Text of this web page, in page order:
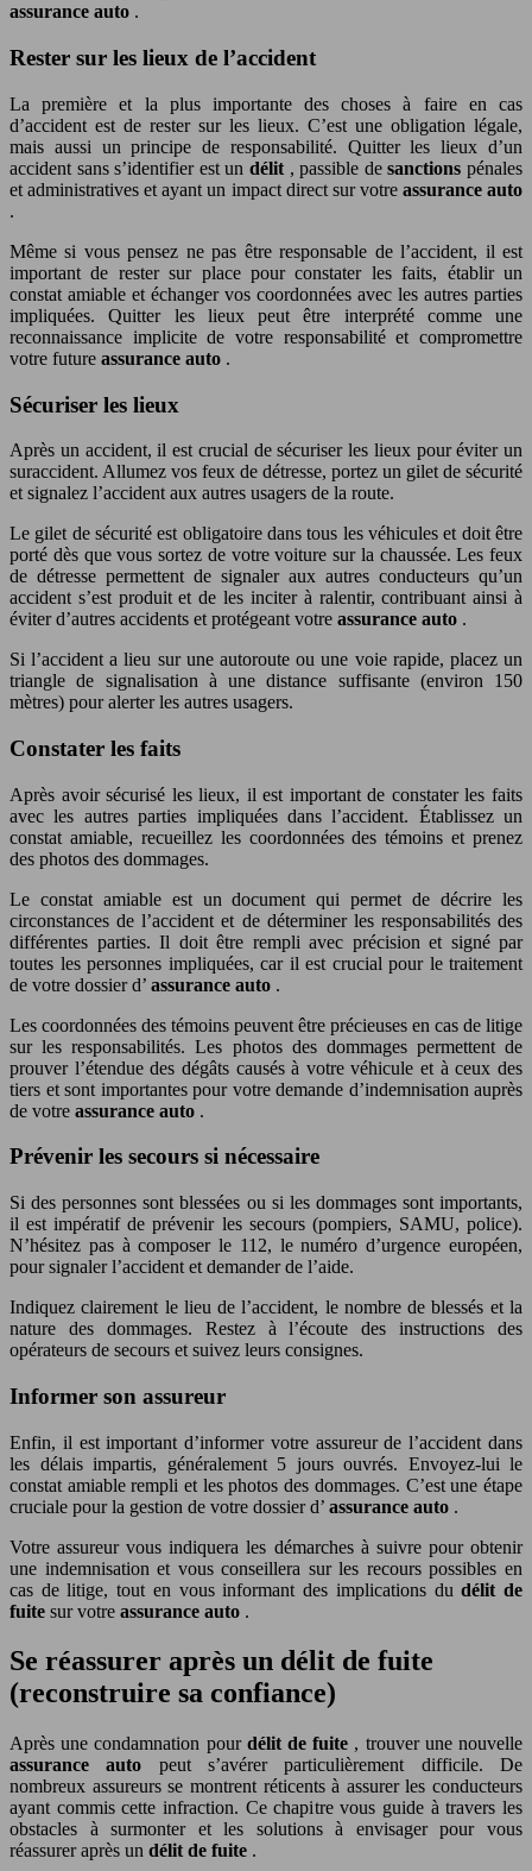
assurance auto .
Rester sur les lieux de l’accident
La première et la plus importante des choses à faire en cas
d’accident est de rester sur les lieux. C’est une obligation légale,
mais aussi un principe de responsabilité. Quitter les lieux d’un
accident sans s’identifier est un délit , passible desanctionspénales
et administratives et ayant un impact direct sur votre assurance auto
.
Même si vous pensez ne pas être responsable de l’accident, il est
important de rester sur place pour constater les faits, établir un
constat amiable et échanger vos coordonnées avec les autres parties
impliquées. Quitter les lieux peut être interprété comme une
reconnaissance implicite de votre responsabilité et compromettre
votre future assurance auto .
Sécuriser les lieux
Après un accident, il est crucial de sécuriser les lieux pour éviter un
suraccident. Allumez vos feux de détresse, portez un gilet de sécurité
et signalez l’accident aux autres usagers de la route.
Le gilet de sécurité est obligatoire dans tous les véhicules et doit être
porté dès que vous sortez de votre voiture sur la chaussée. Les feux
de détresse permettent de signaler aux autres conducteurs qu’un
accident s’est produit et de les inciter à ralentir, contribuant ainsi à
éviter d’autres accidents et protégeant votre assurance auto .
Si l’accident a lieu sur une autoroute ou une voie rapide, placez un
triangle de signalisation à une distance suffisante (environ 150
mètres) pour alerter les autres usagers.
Constater les faits
Après avoir sécurisé les lieux, il est important de constater les faits
avec les autres parties impliquées dans l’accident. Établissez un
constat amiable, recueillez les coordonnées des témoins et prenez
des photos des dommages.
Le constat amiable est un document qui permet de décrire les
circonstances de l’accident et de déterminer les responsabilités des
différentes parties. Il doit être rempli avec précision et signé par
toutes les personnes impliquées, car il est crucial pour le traitement
de votre dossier d’ assurance auto .
Les coordonnées des témoins peuvent être précieuses en cas de litige
sur les responsabilités. Les photos des dommages permettent de
prouver l’étendue des dégâts causés à votre véhicule et à ceux des
tiers et sont importantes pour votre demande d’indemnisation auprès
de votre assurance auto .
Prévenir les secours si nécessaire
Si des personnes sont blessées ou si les dommages sont importants,
il est impératif de prévenir les secours (pompiers, SAMU, police).
N’hésitez pas à composer le 112, le numéro d’urgence européen,
pour signaler l’accident et demander de l’aide.
Indiquez clairement le lieu de l’accident, le nombre de blessés et la
nature des dommages. Restez à l’écoute des instructions des
opérateurs de secours et suivez leurs consignes.
Informer son assureur
Enfin, il est important d’informer votre assureur de l’accident dans
les délais impartis, généralement 5 jours ouvrés. Envoyez-lui le
constat amiable rempli et les photos des dommages. C’est une étape
cruciale pour la gestion de votre dossier d’ assurance auto .
Votre assureur vous indiquera les démarches à suivre pour obtenir
une indemnisation et vous conseillera sur les recours possibles en
cas de litige, tout en vous informant des implications dudélit de
fuite sur votre assurance auto .
Se réassurer après un délit de fuite
(reconstruire sa confiance)
Après une condamnation pour délit de fuite , trouver une nouvelle
assurance auto peut s’avérer particulièrement difficile. De
nombreux assureurs se montrent réticents à assurer les conducteurs
ayant commis cette infraction. Ce chapitre vous guide à travers les
obstacles à surmonter et les solutions à envisager pour vous
réassurer après un délit de fuite .